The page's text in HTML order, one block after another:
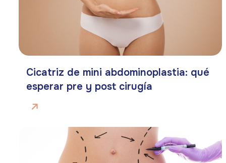
Cicatriz de mini abdominoplastia: qué
esperar pre y post cirugía